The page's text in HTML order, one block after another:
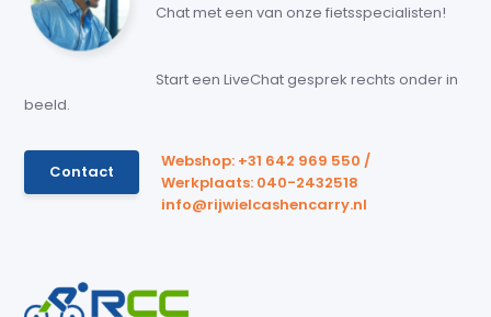
Chat met een van onze fietsspecialisten!
Start een LiveChat gesprek rechts onder in
beeld.
Contact
Webshop: +31 642 969 550 /
Werkplaats: 040-2432518
info@rijwielcashencarry.nl